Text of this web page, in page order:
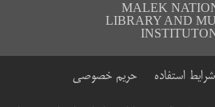
MALEK
LIBRARY AND
شرایط استفاده حریم خصوصی